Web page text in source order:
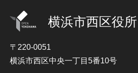
横浜市西区役所
〒220-0051
横浜市西区中央一丁目5番10号